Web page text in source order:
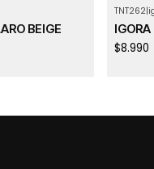
BEIGE
TNT262|
$8.990